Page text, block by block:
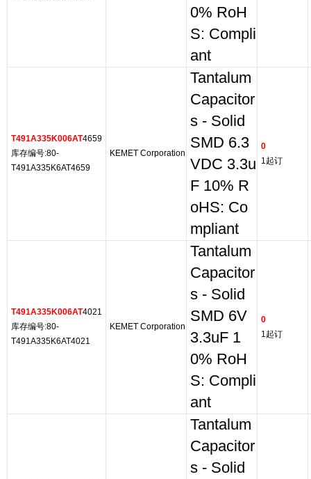
0% RoH
S: Compli
ant
T491A335K006AT4659
库存编号:80-
T491A335K6AT4659
KEMET Corporation
Tantalum
Capacitor
s - Solid
SMD 6.3
VDC 3.3u
F 10% R
oHS: Co
mpliant
0
1起订
T491A335K006AT4021
库存编号:80-
T491A335K6AT4021
KEMET Corporation
Tantalum
Capacitor
s - Solid
SMD 6V
3.3uF 1
0% RoH
S: Compli
ant
0
1起订
Tantalum
Capacitor
s - Solid